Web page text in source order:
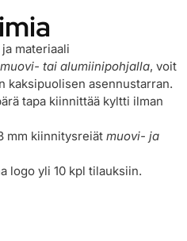
materiaali
muovi- tai alumiinipohjalla, voit
kaksipuolisen asennustarran.
tapa kiinnittää kyltti ilman
mm kiinnitysreiätmuovi- ja
logo yli 10 kpl tilauksiin.